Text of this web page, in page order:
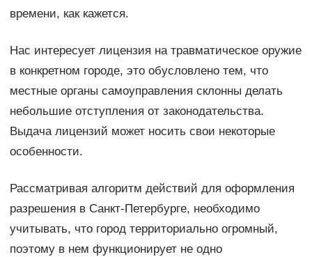
времени, как кажется.
Нас интересует лицензия на травматическое оружие
в конкретном городе, это обусловлено тем, что
местные органы самоуправления склонны делать
небольшие отступления от законодательства.
Выдача лицензий может носить свои некоторые
особенности.
Рассматривая алгоритм действий для оформления
разрешения в Санкт-Петербурге, необходимо
учитывать, что город территориально огромный,
поэтому в нем функционирует не одно